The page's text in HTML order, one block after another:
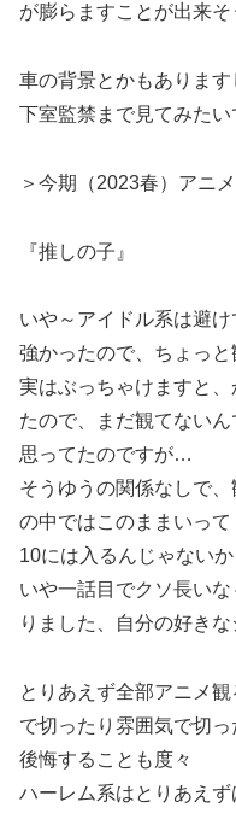
が膨らますことが出来そ
車の背景とかもありま
下室監禁まで見てみた
＞今期（2023春）アニ
『推しの子』
いや～アイドル系は避
強かったので、ちょっ
実はぶっちゃけますと
たので、まだ観てない
思ってたのですが…
そうゆうの関係なしで
の中ではこのままいっ
10には入るんじゃないか
いや一話目でクソ長い
りました、自分の好きな
とりあえず全部アニメ
で切ったり雰囲気で切
後悔することも度々
ハーレム系はとりあえ